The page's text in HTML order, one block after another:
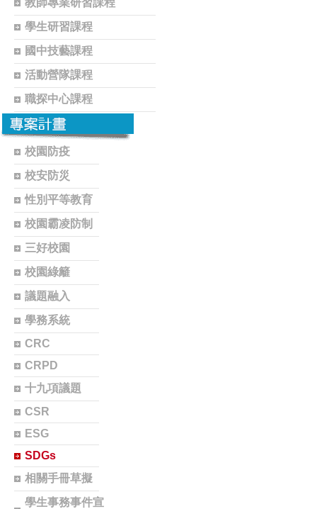
教師專業研習課程
學生研習課程
國中技藝課程
活動營隊課程
職探中心課程
校園防疫
校安防災
性別平等教育
校園霸凌防制
三好校園
校園綠籬
議題融入
學務系統
CRC
CRPD
十九項議題
CSR
ESG
SDGs
相關手冊草擬
學生事務事件宣